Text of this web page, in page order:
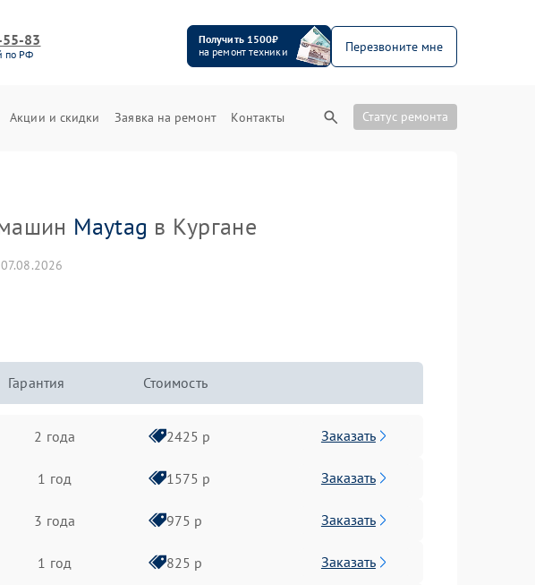
83
по РФ
Получить 1500₽
на ремонт техники
Перезвоните мне
Акции и скидки Заявка на ремонт Контакты Статус ремонта
Maytag в Кургане
Гарантия Стоимость
2 года 2425 р Заказать
1 год 1575 р Заказать
3 года 975 р Заказать
1 год 825 р Заказать